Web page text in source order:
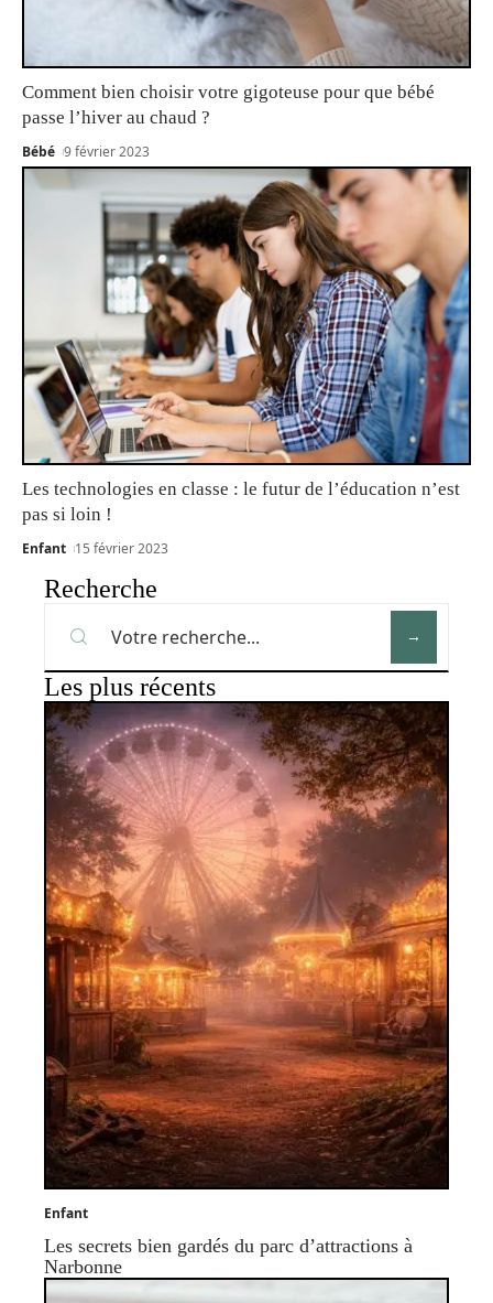
Comment bien choisir votre gigoteuse pour que bébé
passe l’hiver au chaud ?
Bébé 9 février 2023
Les technologies en classe : le futur de l’éducation n’est
pas si loin !
Enfant 15 février 2023
Recherche
Les plus récents
Enfant
Les secrets bien gardés du parc d’attractions à
Narbonne